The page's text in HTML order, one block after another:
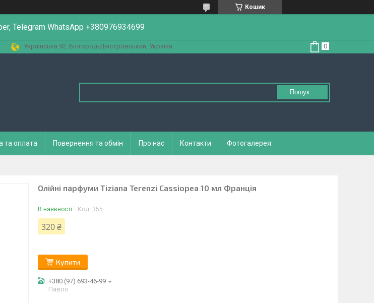
Кошик
Telegram WhatsApp +380976934699
Українська 92, Білгород-Дністровський, Україна
Пошук...
та оплата Повернення та обмін Про нас Контакти Фотогалерея
Олійні парфуми Tiziana Terenzi Cassiopea 10 мл Франція
В наявності Код: 355
320 ₴
Купити
+380 (97) 693-46-99
Павло